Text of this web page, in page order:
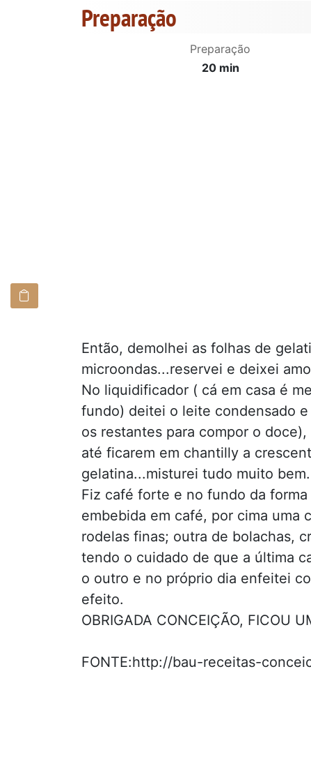
Preparação
Preparação
20 min
Então, demolhei as folhas de
microondas...reservei e deixei
No liquidificador ( cá em casa é
fundo) deitei o leite condensado
os restantes para compor o
até ficarem em chantilly a
gelatina...misturei tudo muito
Fiz café forte e no fundo da
embebida em café, por cima uma
rodelas finas; outra de bolachas,
tendo o cuidado de que a última
o outro e no próprio dia enfeitei
efeito.
OBRIGADA CONCEIÇÃO, FICOU
FONTE:http://bau-receitas-